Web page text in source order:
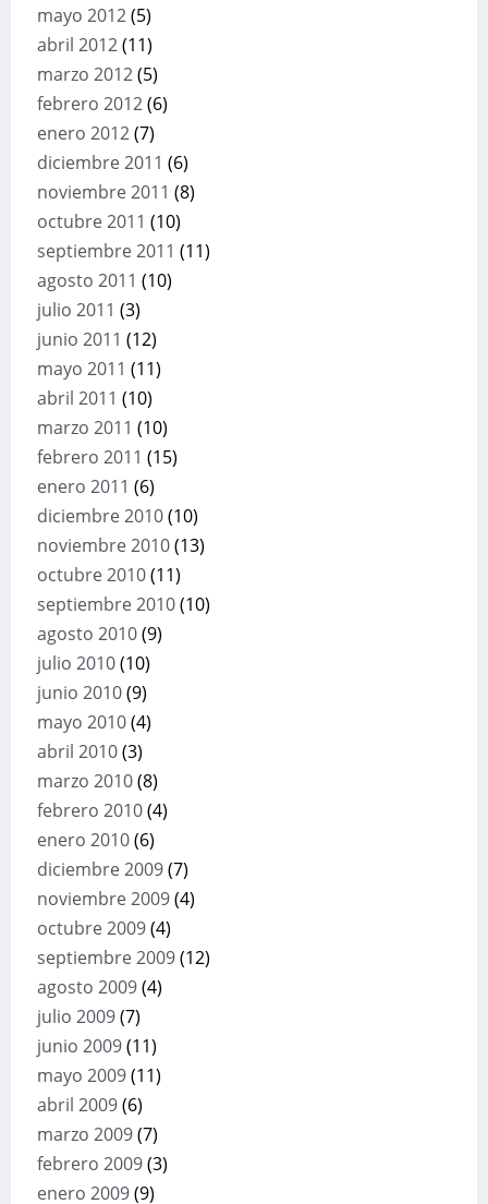
mayo 2012(5)
abril 2012(11)
marzo 2012(5)
febrero 2012(6)
enero 2012(7)
diciembre 2011 (6)
noviembre 2011 (8)
octubre 2011 (10)
septiembre 2011 (11)
agosto 2011 (10)
julio 2011 (3)
junio 2011 (12)
mayo 2011 (11)
abril 2011 (10)
marzo 2011 (10)
febrero 2011 (15)
enero 2011 (6)
diciembre 2010(10)
noviembre 2010(13)
octubre 2010(11)
septiembre 2010(10)
agosto 2010(9)
julio 2010(10)
junio 2010(9)
mayo 2010(4)
abril 2010(3)
marzo 2010(8)
febrero 2010(4)
enero 2010(6)
diciembre 2009(7)
noviembre 2009(4)
octubre 2009(4)
septiembre 2009(12)
agosto 2009(4)
julio 2009(7)
junio 2009(11)
mayo 2009(11)
abril 2009(6)
marzo 2009(7)
febrero 2009(3)
enero 2009(9)